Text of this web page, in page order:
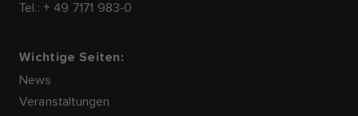
Tel.: + 49 7171 983-0
Wichtige Seiten:
News
Veranstaltungen